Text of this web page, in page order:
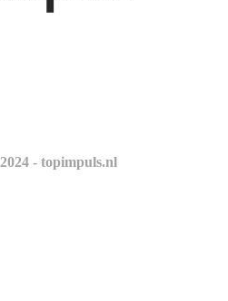
- topimpuls.nl